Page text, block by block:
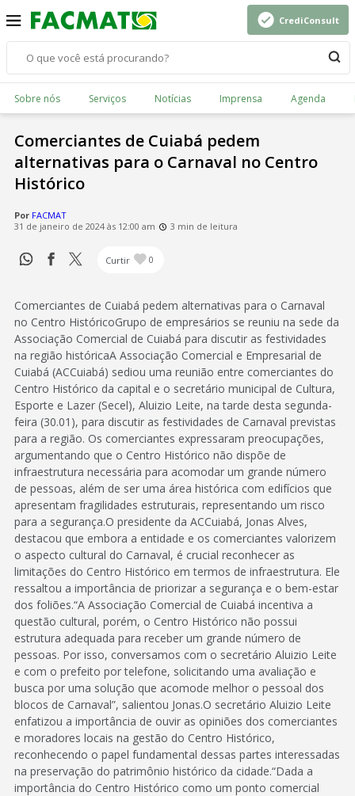
CrediConsult
Sobre nós Serviços Notícias Imprensa Agenda
Comerciantes de Cuiabá pedem
alternativas para o Carnaval no Centro
Histórico
Por FACMAT
31 de janeiro de 2024 às 12:00 am
3 min de leitura
Curtir 0
Comerciantes de Cuiabá pedem alternativas para o Carnaval
no Centro HistóricoGrupo de empresários se reuniu na sede da
Associação Comercial de Cuiabá para discutir as festividades
na região históricaA Associação Comercial e Empresarial de
Cuiabá (ACCuiabá) sediou uma reunião entre comerciantes do
Centro Histórico da capital e o secretário municipal de Cultura,
Esporte e Lazer (Secel), Aluizio Leite, na tarde desta segunda-
feira (30.01), para discutir as festividades de Carnaval previstas
para a região. Os comerciantes expressaram preocupações,
argumentando que o Centro Histórico não dispõe de
infraestrutura necessária para acomodar um grande número
de pessoas, além de ser uma área histórica com edifícios que
apresentam fragilidades estruturais, representando um risco
para a segurança.O presidente da ACCuiabá, Jonas Alves,
destacou que embora a entidade e os comerciantes valorizem
o aspecto cultural do Carnaval, é crucial reconhecer as
limitações do Centro Histórico em termos de infraestrutura. Ele
ressaltou a importância de priorizar a segurança e o bem-estar
dos foliões.“A Associação Comercial de Cuiabá incentiva a
questão cultural, porém, o Centro Histórico não possui
estrutura adequada para receber um grande número de
pessoas. Por isso, conversamos com o secretário Aluizio Leite
e com o prefeito por telefone, solicitando uma avaliação e
busca por uma solução que acomode melhor o pessoal dos
blocos de Carnaval”, salientou Jonas.O secretário Aluizio Leite
enfatizou a importância de ouvir as opiniões dos comerciantes
e moradores locais na gestão do Centro Histórico,
reconhecendo o papel fundamental dessas partes interessadas
na preservação do patrimônio histórico da cidade.“Dada a
importância do Centro Histórico como um ponto comercial